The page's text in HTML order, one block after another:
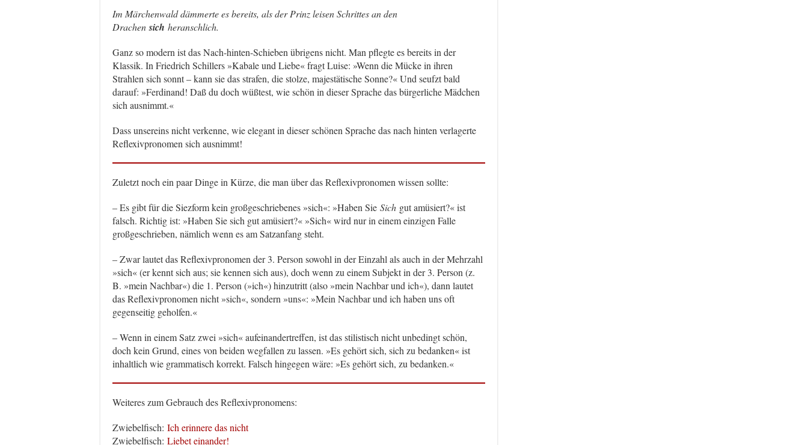
Im Märchenwald dämmerte es bereits, als der Prinz leisen Schrittes an den
Drachensich heranschlich.
Ganz so modern ist das Nach-hinten-Schieben übrigens nicht. Man pflegte es bereits in der
Klassik. In Friedrich Schillers »Kabale und Liebe« fragt Luise: »Wenn die Mücke in ihren
Strahlen sich sonnt – kann sie das strafen, die stolze, majestätische Sonne?« Und seufzt bald
darauf: »Ferdinand! Daß du doch wüßtest, wie schön in dieser Sprache das bürgerliche Mädchen
sich ausnimmt.«
Dass unsereins nicht verkenne, wie elegant in dieser schönen Sprache das nach hinten verlagerte
Reflexivpronomen sich ausnimmt!
Zuletzt noch ein paar Dinge in Kürze, die man über das Reflexivpronomen wissen sollte:
– Es gibt für die Siezform kein großgeschriebenes »sich«: »Haben Sie Sich gut amüsiert?« ist
falsch. Richtig ist: »Haben Sie sich gut amüsiert?« »Sich« wird nur in einem einzigen Falle
großgeschrieben, nämlich wenn es am Satzanfang steht.
– Zwar lautet das Reflexivpronomen der 3. Person sowohl in der Einzahl als auch in der Mehrzahl
»sich« (er kennt sich aus; sie kennen sich aus), doch wenn zu einem Subjekt in der 3. Person (z.
B. »mein Nachbar«) die 1. Person (»ich«) hinzutritt (also »mein Nachbar und ich«), dann lautet
das Reflexivpronomen nicht »sich«, sondern »uns«: »Mein Nachbar und ich haben uns oft
gegenseitig geholfen.«
– Wenn in einem Satz zwei »sich« aufeinandertreffen, ist das stilistisch nicht unbedingt schön,
doch kein Grund, eines von beiden wegfallen zu lassen. »Es gehört sich, sich zu bedanken« ist
inhaltlich wie grammatisch korrekt. Falsch hingegen wäre: »Es gehört sich, zu bedanken.«
Weiteres zum Gebrauch des Reflexivpronomens:
Zwiebelfisch: Ich erinnere das nicht
Zwiebelfisch: Liebet einander!